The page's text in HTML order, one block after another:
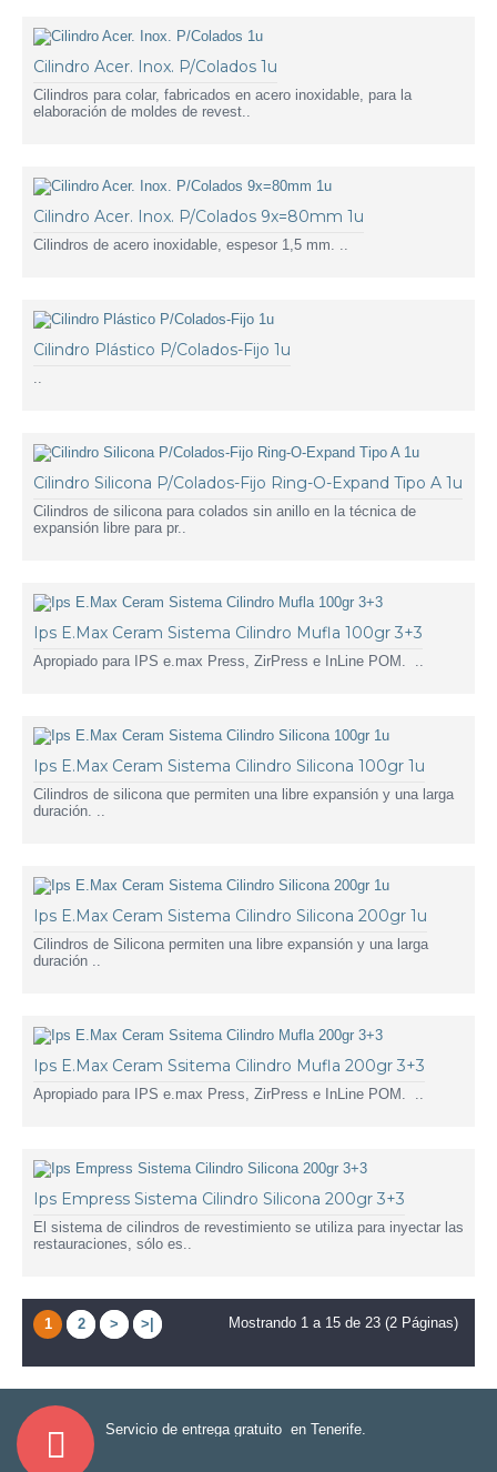
Cilindro Acer. Inox. P/Colados 1u
Cilindros para colar, fabricados en acero inoxidable, para la
elaboración de moldes de revest..
Cilindro Acer. Inox. P/Colados 9x=80mm 1u
Cilindros de acero inoxidable, espesor 1,5 mm. ..
Cilindro Plástico P/Colados-Fijo 1u
..
Cilindro Silicona P/Colados-Fijo Ring-O-Expand Tipo A 1u
Cilindros de silicona para colados sin anillo en la técnica de
expansión libre para pr..
Ips E.Max Ceram Sistema Cilindro Mufla 100gr 3+3
Apropiado para IPS e.max Press, ZirPress e InLine POM. ..
Ips E.Max Ceram Sistema Cilindro Silicona 100gr 1u
Cilindros de silicona que permiten una libre expansión y una larga
duración. ..
Ips E.Max Ceram Sistema Cilindro Silicona 200gr 1u
Cilindros de Silicona permiten una libre expansión y una larga
duración ..
Ips E.Max Ceram Ssitema Cilindro Mufla 200gr 3+3
Apropiado para IPS e.max Press, ZirPress e InLine POM. ..
Ips Empress Sistema Cilindro Silicona 200gr 3+3
El sistema de cilindros de revestimiento se utiliza para inyectar las
restauraciones, sólo es..
1 2 > >| Mostrando 1 a 15 de 23 (2 Páginas)
Servicio de entrega gratuito en Tenerife.